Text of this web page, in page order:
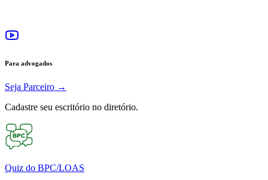
Para advogados
Seja Parceiro →
Cadastre seu escritório no diretório.
Quiz do BPC/LOAS